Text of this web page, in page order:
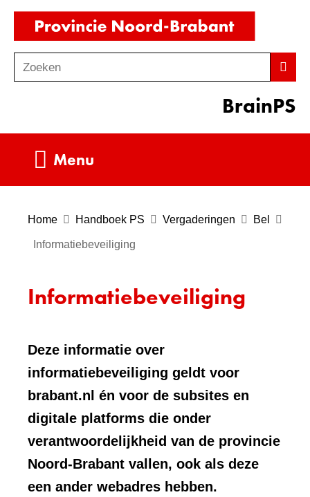
Ga
de
inhoud
o
Zoeken
BrainPS
Menu
Home Handboek PS Vergaderingen Bel
Informatiebeveiliging
Informatiebeveiliging
Deze informatie over
informatiebeveiliging geldt voor
brabant.nl én voor de subsites en
digitale platforms die onder
verantwoordelijkheid van de provincie
Noord-Brabant vallen, ook als deze
een ander webadres hebben.